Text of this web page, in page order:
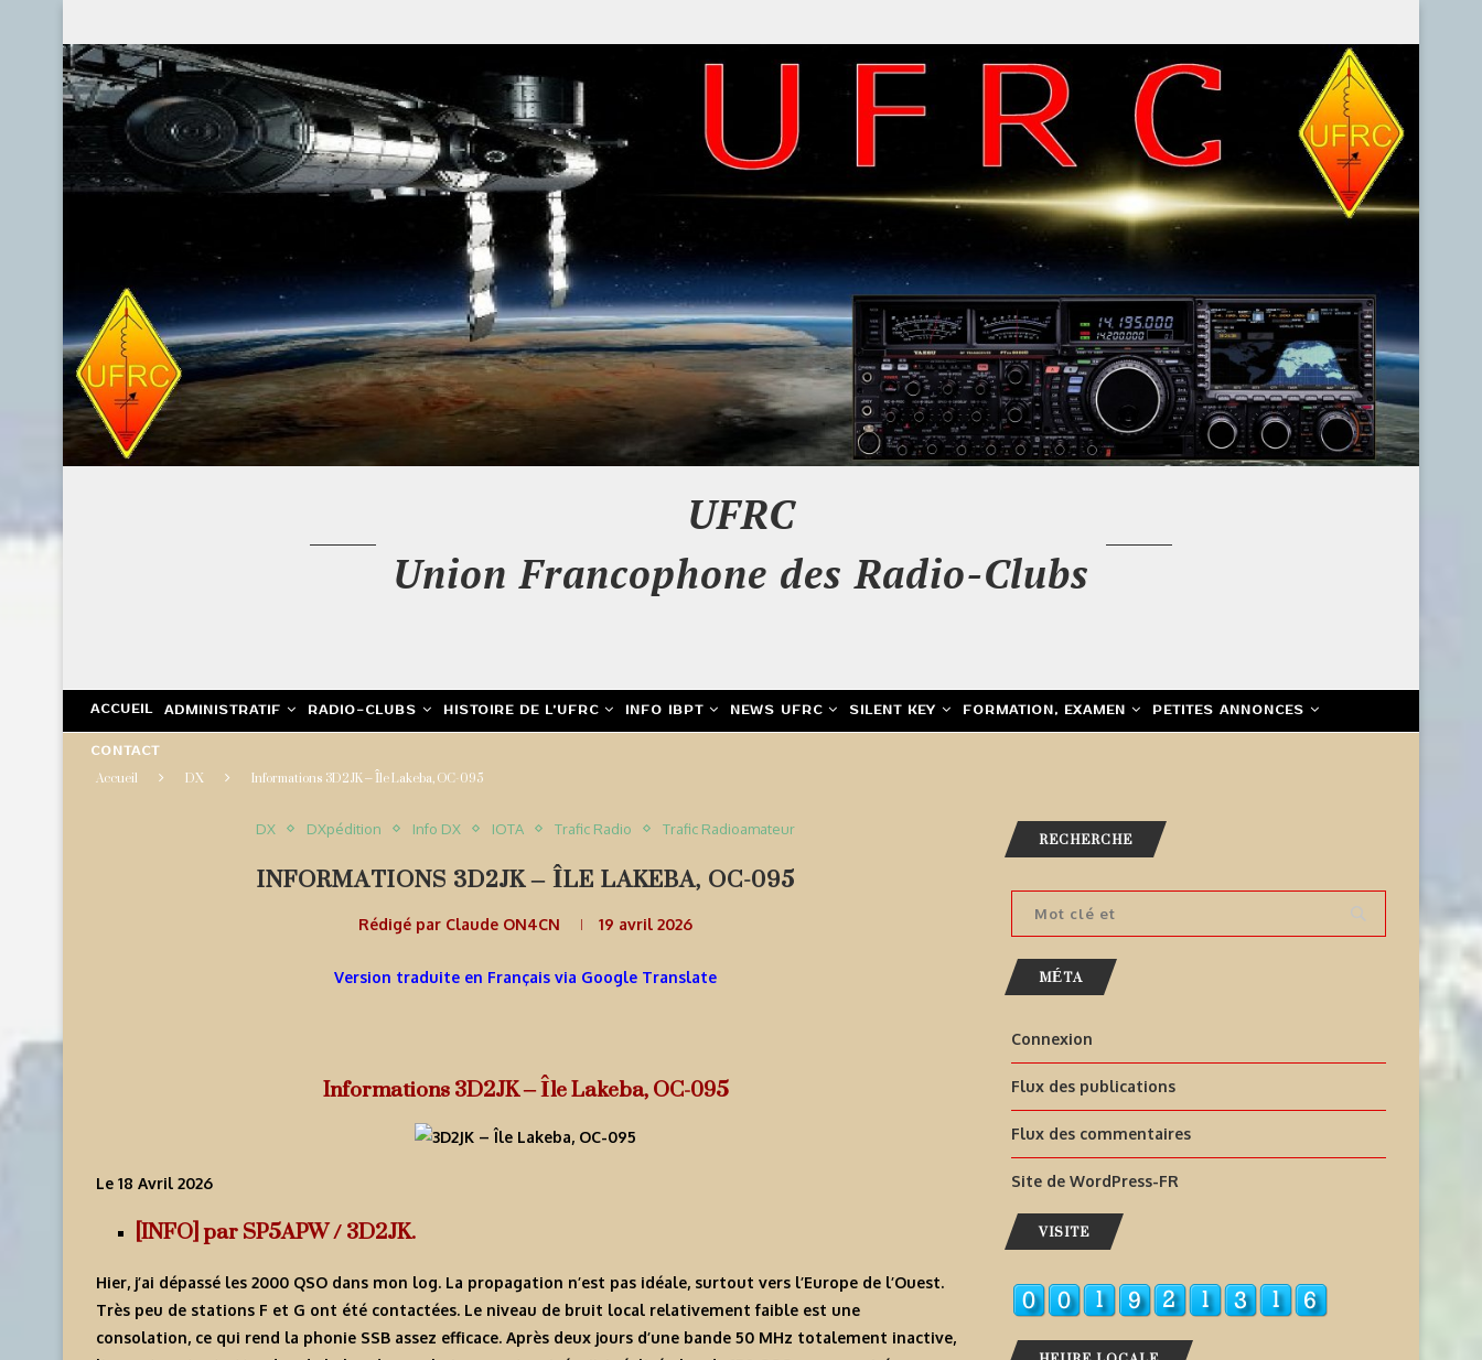
UFRC
Union Francophone des Radio-Clubs
ACCUEIL ADMINISTRATIF RADIO-CLUBS HISTOIRE DE L’UFRC INFO IBPT NEWS UFRC SILENT KEY FORMATION, EXAMEN PETITES ANNONCES
CONTACT
Accueil DX Informations 3D2JK – Île Lakeba, OC-095
DX DXpédition Info DX IOTA Trafic Radio Trafic Radioamateur
INFORMATIONS 3D2JK – ÎLE LAKEBA, OC-095
Rédigé par Claude ON4CN 19 avril 2026
Version traduite en Français via Google Translate
Informations 3D2JK – Île Lakeba, OC-095
Le 18 Avril 2026
[INFO] par SP5APW / 3D2JK.
Hier, j’ai dépassé les 2000 QSO dans mon log. La propagation n’est pas idéale, surtout vers l’Europe de l’Ouest.
Très peu de stations F et G ont été contactées. Le niveau de bruit local relativement faible est une
consolation, ce qui rend la phonie SSB assez efficace. Après deux jours d’une bande 50 MHz totalement inactive,
RECHERCHE
MÉTA
Connexion
Flux des publications
Flux des commentaires
Site de WordPress-FR
VISITE